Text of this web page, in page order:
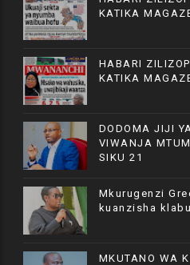
KATIKA
HABARI
KATIKA
DODOMA JIJI
VIWANJA
SIKU 21
Mkurugenzi
kuanzisha
MKUTANO WA